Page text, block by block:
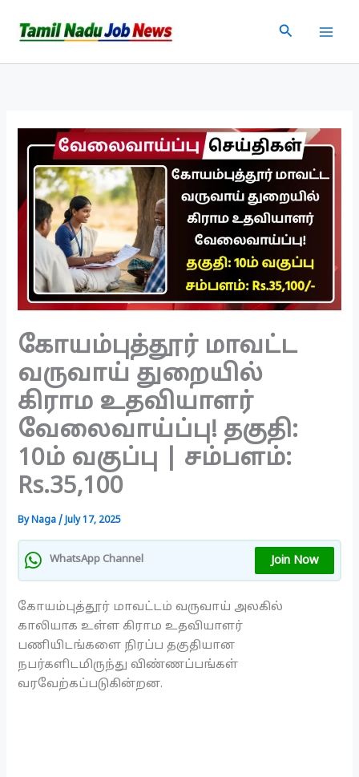
Search
கோயம்புத்தூர் மாவட்ட
வருவாய் துறையில்
கிராம உதவியாளர்
வேலைவாய்ப்பு! தகுதி:
10ம் வகுப்பு | சம்பளம்:
Rs.35,100
ByNaga/ July 17, 2025
WhatsApp Channel Join Now
கோயம்புத்தூர் மாவட்டம் வருவாய் அலகில்
காலியாக உள்ள கிராம உதவியாளர்
பணியிடங்களை நிரப்ப தகுதியான
நபர்களிடமிருந்து விண்ணப்பங்கள்
வரவேற்கப்படுகின்றன.